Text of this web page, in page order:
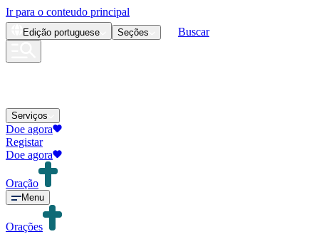
Ir para o conteudo principal
Edição portuguese Seções Buscar
Serviços
Doe agora
Registar
Doe agora
Oração
Menu
Orações